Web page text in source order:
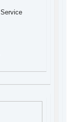
Service